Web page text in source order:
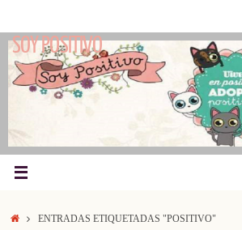
contenido
SOY POSITIVO
INICIOENTRADAS ETIQUETADAS "POSITIVO"